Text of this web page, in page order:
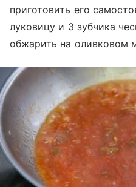
приготовить его
луковицу и 3 зубчика
обжарить на оливковом